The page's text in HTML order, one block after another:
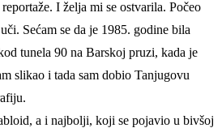
I želja mi se ostvarila. Počeo
Sećam se da je 1985. godine bila
tunela 90 na Barskoj pruzi, kada je
slikao i tada sam dobio Tanjugovu
a i najbolji, koji se pojavio u bivšoj